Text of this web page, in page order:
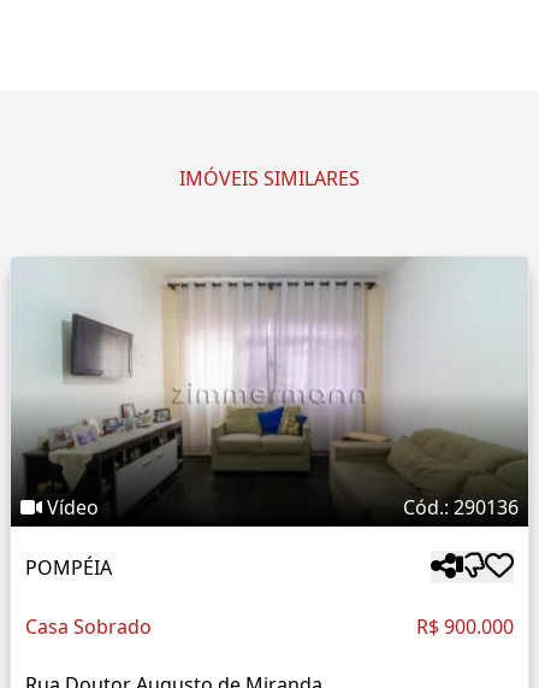
IMÓVEIS SIMILARES
Vídeo Cód.: 290136
POMPÉIA
Casa Sobrado R$ 900.000